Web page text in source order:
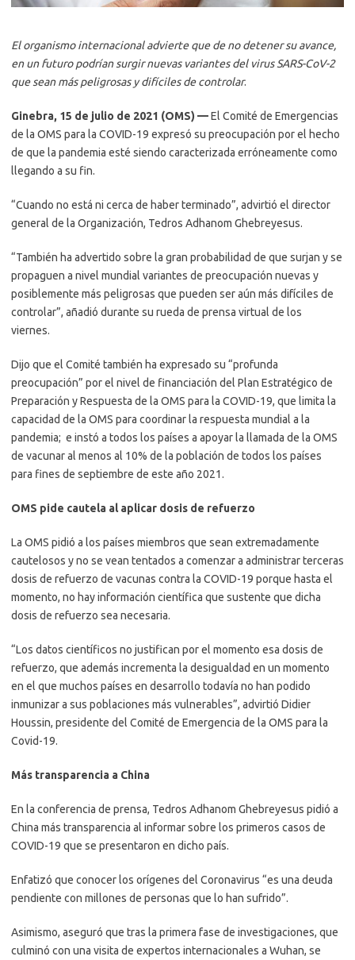
El organismo internacional advierte que de no detener su avance,
en un futuro podrían surgir nuevas variantes del virus SARS-CoV-2
que sean más peligrosas y difíciles de controlar.
Ginebra, 15 de julio de 2021 (OMS) —El Comité de Emergencias
de la OMS para la COVID-19 expresó su preocupación por el hecho
de que la pandemia esté siendo caracterizada erróneamente como
llegando a su fin.
“Cuando no está ni cerca de haber terminado”, advirtió el director
general de la Organización, Tedros Adhanom Ghebreyesus.
“También ha advertido sobre la gran probabilidad de que surjan y se
propaguen a nivel mundial variantes de preocupación nuevas y
posiblemente más peligrosas que pueden ser aún más difíciles de
controlar”, añadió durante su rueda de prensa virtual de los
viernes.
Dijo que el Comité también ha expresado su “profunda
preocupación” por el nivel de financiación del Plan Estratégico de
Preparación y Respuesta de la OMS para la COVID-19, que limita la
capacidad de la OMS para coordinar la respuesta mundial a la
pandemia; e instó a todos los países a apoyar la llamada de la OMS
de vacunar al menos al 10% de la población de todos los países
para fines de septiembre de este año 2021.
OMS pide cautela al aplicar dosis de refuerzo
La OMS pidió a los países miembros que sean extremadamente
cautelosos y no se vean tentados a comenzar a administrar terceras
dosis de refuerzo de vacunas contra la COVID-19 porque hasta el
momento, no hay información científica que sustente que dicha
dosis de refuerzo sea necesaria.
“Los datos científicos no justifican por el momento esa dosis de
refuerzo, que además incrementa la desigualdad en un momento
en el que muchos países en desarrollo todavía no han podido
inmunizar a sus poblaciones más vulnerables”, advirtió Didier
Houssin, presidente del Comité de Emergencia de la OMS para la
Covid-19.
Más transparencia a China
En la conferencia de prensa, Tedros Adhanom Ghebreyesus pidió a
China más transparencia al informar sobre los primeros casos de
COVID-19 que se presentaron en dicho país.
Enfatizó que conocer los orígenes del Coronavirus “es una deuda
pendiente con millones de personas que lo han sufrido”.
Asimismo, aseguró que tras la primera fase de investigaciones, que
culminó con una visita de expertos internacionales a Wuhan, se